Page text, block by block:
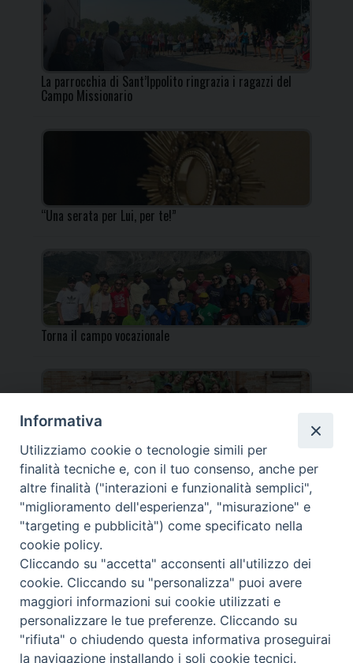
La parrocchia di Sant’Ippolito ringrazia i ragazzi del
Campo Missionario
“Una serata per Lui, per te!”
Torna il campo vocazionale
Torna il Campo Missionario Diocesano
_____________________________________________________
_____________________________
DIOCESI DI FANO FOSSOMBRONE CAGLI PERGOLA | Via Roma,
118 - 61032 FANO (PU) |
Tel. 0721 803737 o 826044 | Cod. Fiscale 90003900413
Note legali| Privacy
Informativa
Utilizziamo cookie o tecnologie simili per
finalità tecniche e, con il tuo consenso, anche per
altre finalità ("interazioni e funzionalità semplici",
"miglioramento dell'esperienza", "misurazione" e
"targeting e pubblicità") come specificato nella
cookie policy.
Cliccando su "accetta" acconsenti all'utilizzo dei
cookie. Cliccando su "personalizza" puoi avere
maggiori informazioni sui cookie utilizzati e
personalizzare le tue preferenze. Cliccando su
"rifiuta" o chiudendo questa informativa proseguirai
la navigazione installando i soli cookie tecnici.